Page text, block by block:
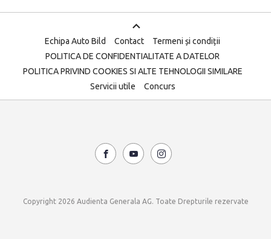
Echipa Auto Bild Contact
Termeni și condiții
POLITICA DE CONFIDENTIALITATE A DATELOR
POLITICA PRIVIND COOKIES SI ALTE TEHNOLOGII SIMILARE
Servicii utile
Concurs
Copyright 2026 Audienta Generala AG. Toate Drepturile rezervate